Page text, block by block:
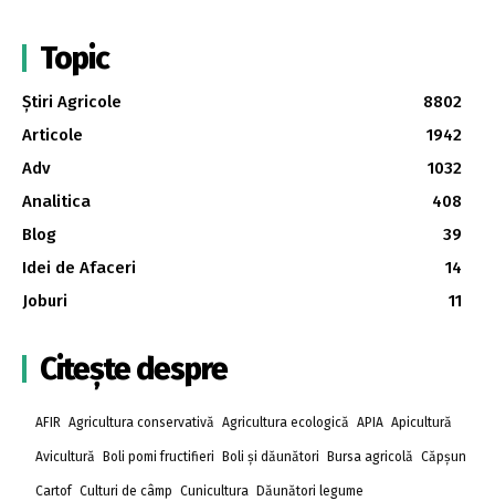
Topic
Știri Agricole
8802
Articole
1942
Adv
1032
Analitica
408
Blog
39
Idei de Afaceri
14
Joburi
11
Citește despre
AFIR Agricultura conservativă Agricultura ecologică APIA Apicultură
Avicultură Boli pomi fructifieri Boli și dăunători Bursa agricolă Căpșun
Cartof Culturi de câmp Cunicultura Dăunători legume